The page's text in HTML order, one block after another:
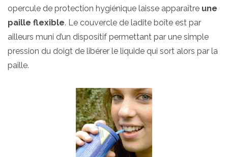
opercule de protection hygiénique laisse apparaître une
paille flexible. Le couvercle de ladite boîte est par
ailleurs muni d’un dispositif permettant par une simple
pression du doigt de libérer le liquide qui sort alors par la
paille.